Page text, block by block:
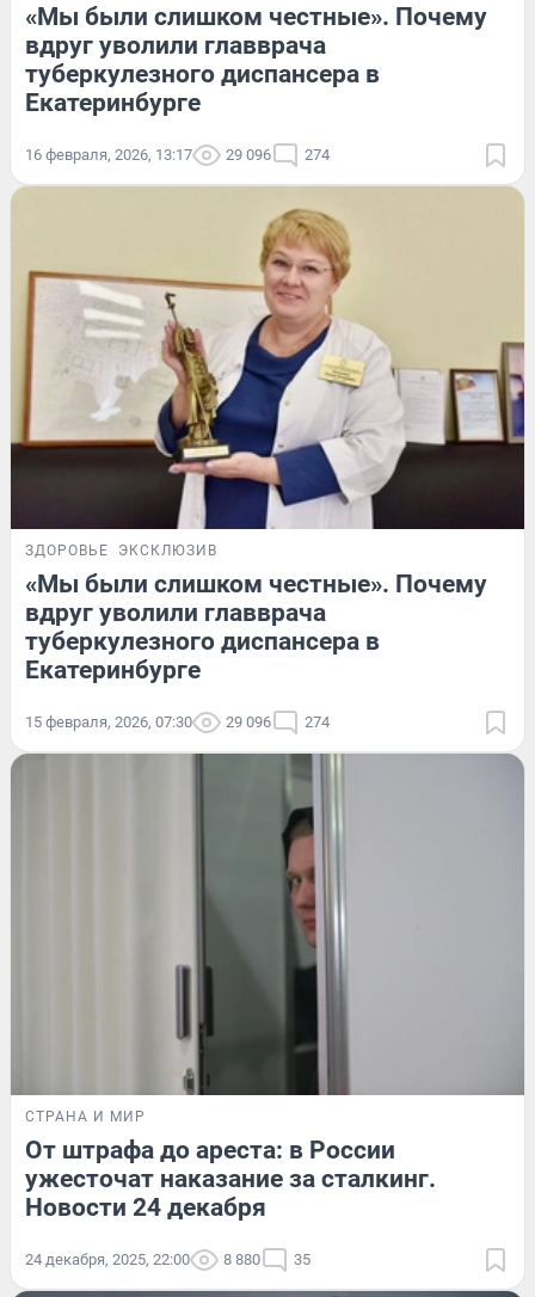
«Мы были слишком честные». Почему
вдруг уволили главврача
туберкулезного диспансера в
Екатеринбурге
16 февраля, 2026, 13:17 29 096 274
ЗДОРОВЬЕ ЭКСКЛЮЗИВ
«Мы были слишком честные». Почему
вдруг уволили главврача
туберкулезного диспансера в
Екатеринбурге
15 февраля, 2026, 07:30 29 096 274
СТРАНА И МИР
От штрафа до ареста: в России
ужесточат наказание за сталкинг.
Новости 24 декабря
24 декабря, 2025, 22:00 8 880 35